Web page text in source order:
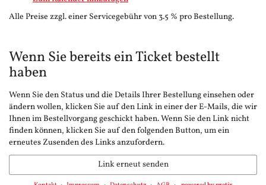
Alle Preise zzgl. einer Servicegebühr von 3.5 % pro Bestellung.
Wenn Sie bereits ein Ticket bestellt
haben
Wenn Sie den Status und die Details Ihrer Bestellung einsehen oder
ändern wollen, klicken Sie auf den Link in einer der E-Mails, die wir
Ihnen im Bestellvorgang geschickt haben. Wenn Sie den Link nicht
finden können, klicken Sie auf den folgenden Button, um ein
erneutes Zusenden des Links anzufordern.
Link erneut senden